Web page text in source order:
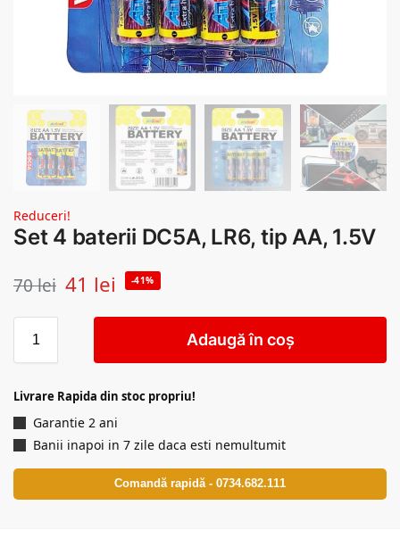
Reduceri!
Set 4 baterii DC5A, LR6, tip AA, 1.5V
70lei 41 lei -41%
Adaugă în coș
Livrare Rapida din stoc propriu!
Garantie 2 ani
Banii inapoi in 7 zile daca esti nemultumit
Comandă rapidă - 0734.682.111